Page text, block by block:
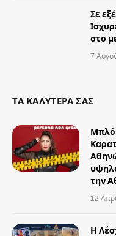
Σε
στο
7
ΤΑ ΚΑΛΥΤΕΡΑ ΣΑΣ
την
12
Η